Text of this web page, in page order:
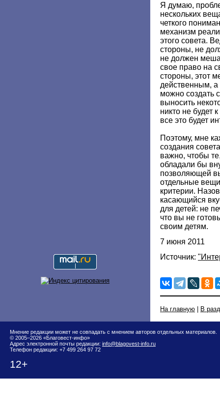
Я думаю,
нескольких
четкого
механизм
этого совета.
стороны, не
не должен
свое право на
стороны, этот
действенным, а
можно создать
выносить
никто не будет
все это будет
Поэтому, мне
создания
важно, чтобы
обладали бы
позволяющей
отдельные
критерии.
касающийся
для детей: не
что вы не
своим детям.
7 июня 2011
Источник:
На главную В
Мнение редакции может не совпадать с мнением авторов отдельных материалов.
© 2005–2026 «Благовест-инфо»
Адрес электронной почты редакции: info@blagovest-info.ru
Телефон редакции: +7 499 264 97 72
12+